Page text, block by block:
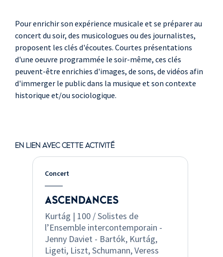
Pour enrichir son expérience musicale et se préparer au
concert du soir, des musicologues ou des journalistes,
proposent les clés d'écoutes. Courtes présentations
d'une oeuvre programmée le soir-même, ces clés
peuvent-être enrichies d'images, de sons, de vidéos afin
d'immerger le public dans la musique et son contexte
historique et/ou sociologique.
EN LIEN AVEC CETTE ACTIVITÉ
Concert
ASCENDANCES
Kurtág | 100 / Solistes de
l’Ensemble intercontemporain -
Jenny Daviet - Bartók, Kurtág,
Ligeti, Liszt, Schumann, Veress